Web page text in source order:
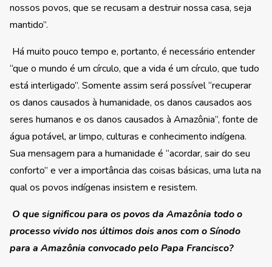
nossos povos, que se recusam a destruir nossa casa, seja
mantido”.
Há muito pouco tempo e, portanto, é necessário entender
“que o mundo é um círculo, que a vida é um círculo, que tudo
está interligado”. Somente assim será possível “recuperar
os danos causados à humanidade, os danos causados aos
seres humanos e os danos causados à Amazônia”, fonte de
água potável, ar limpo, culturas e conhecimento indígena.
Sua mensagem para a humanidade é “acordar, sair do seu
conforto” e ver a importância das coisas básicas, uma luta na
qual os povos indígenas insistem e resistem.
O que significou para os povos da Amazônia todo o
processo vivido nos últimos dois anos com o Sínodo
para a Amazônia convocado pelo Papa Francisco?